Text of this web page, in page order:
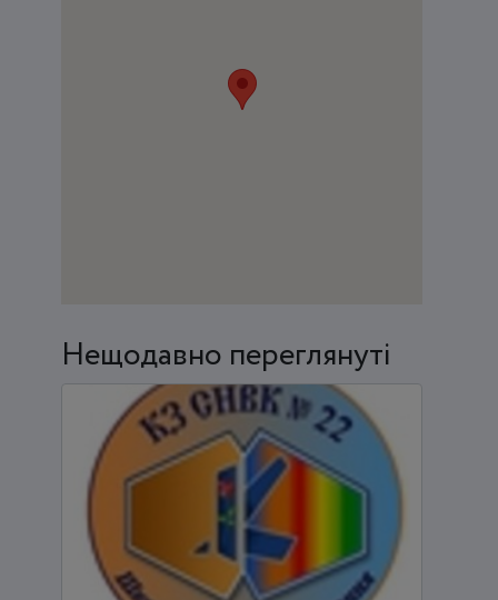
Нещодавно переглянуті